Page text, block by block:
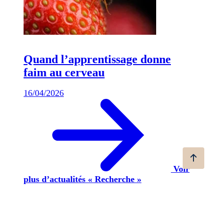
Quand l’apprentissage donne
faim au cerveau
16/04/2026
Voir
plus d’actualités « Recherche »